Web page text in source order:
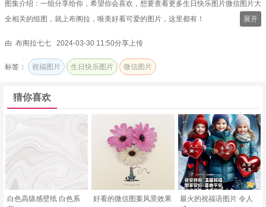
图集介绍：一组分享给你，希望你会喜欢，想要查看更多生日快乐图片微信图片大
全相关的组图，就上布阁拉，唯美好看可爱的图片，这里都有！
展开
由 布阁拉七七 2024-03-30 11:50分享上传
标签： 祝福图片 生日快乐图片 微信图片
猜你喜欢
白色高级感壁纸 白色系
好看的微信图案风景效果
最火的祝福语图片 令人